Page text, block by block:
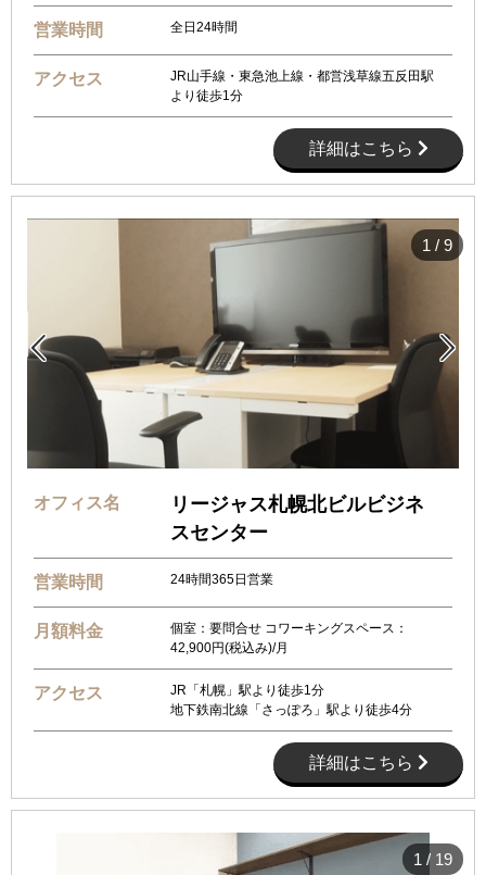
営業時間 全日24時間
アクセス
JR山手線・東急池上線・都営浅草線五反田駅
より徒歩1分
詳細はこちら
 
1 / 9
オフィス名
リージャス札幌北ビルビジネ
スセンター
営業時間 24時間365日営業
月額料金
個室：要問合せ コワーキングスペース：
42,900円(税込み)/月
アクセス
JR「札幌」駅より徒歩1分
地下鉄南北線「さっぽろ」駅より徒歩4分
詳細はこちら
1 / 19